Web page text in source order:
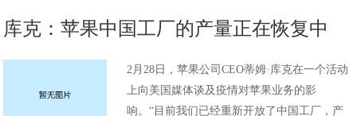
库克：苹果中国工厂的产量正在恢复中
2月28日，苹果公司CEO蒂姆·库克在一个活动
上向美国媒体谈及疫情对苹果业务的影
响。“目前我们已经重新开放了中国工厂，产